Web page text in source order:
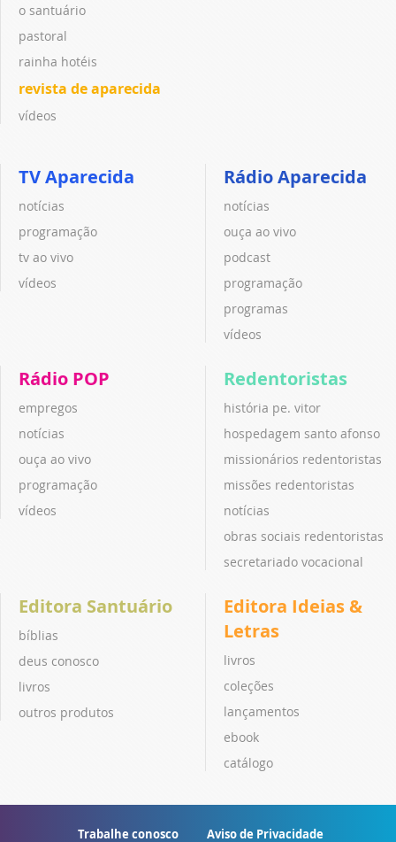
o santuário
pastoral
rainha hotéis
revista de aparecida
vídeos
TV Aparecida
notícias
programação
tv ao vivo
vídeos
Rádio Aparecida
notícias
ouça ao vivo
podcast
programação
programas
vídeos
Rádio POP
empregos
notícias
ouça ao vivo
programação
vídeos
Redentoristas
história pe. vitor
hospedagem santo afonso
missionários redentoristas
missões redentoristas
notícias
obras sociais redentoristas
secretariado vocacional
Editora Santuário
bíblias
deus conosco
livros
outros produtos
Editora Ideias &
Letras
livros
coleções
lançamentos
ebook
catálogo
Trabalhe conosco Aviso de Privacidade